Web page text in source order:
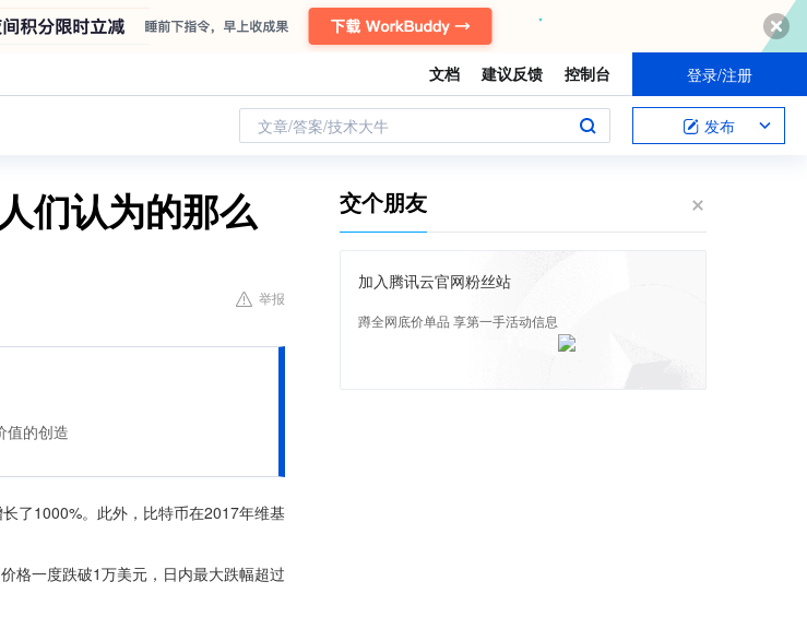
文档 建议反馈 控制台 登录/注册
文章/答案/技术大牛 发布
们认为的那么
举报
值的创造
了1000%。此外，比特币在2017年维基
格一度跌破1万美元，日内最大跌幅超过
交个朋友
加入腾讯云官网粉丝站
蹲全网底价单品 享第一手活动信息